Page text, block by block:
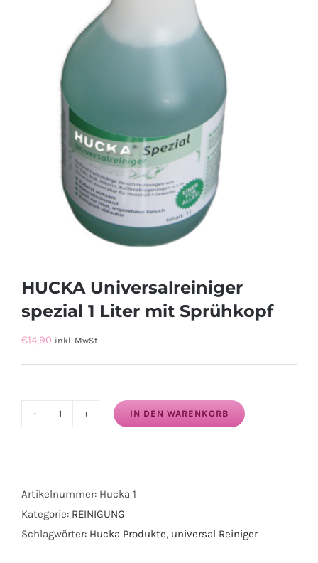
HUCKA Universalreiniger
spezial 1 Liter mit Sprühkopf
€14,90 inkl. MwSt.
Liter
mit
Sprühkopf
IN DEN WARENKORB
Artikelnummer: Hucka 1
Kategorie: REINIGUNG
Schlagwörter: Hucka Produkte, universal Reiniger